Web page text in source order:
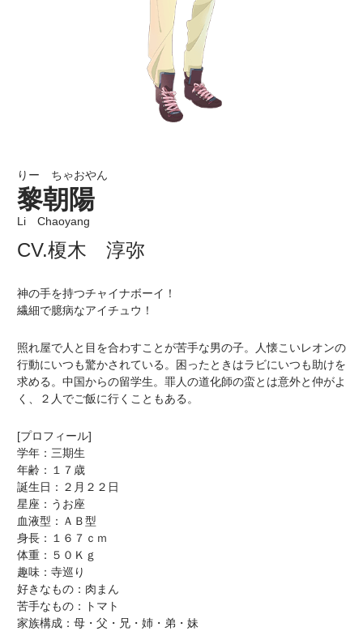
りー ちゃおやん
黎朝陽
Li Chaoyang
CV.榎木 淳弥
神の手を持つチャイナボーイ！
繊細で臆病なアイチュウ！
照れ屋で人と目を合わすことが苦手な男の子。人懐こいレオンの
行動にいつも驚かされている。困ったときはラビにいつも助けを
求める。中国からの留学生。罪人の道化師の蛮とは意外と仲がよ
く、２人でご飯に行くこともある。
[プロフィール]
学年：三期生
年齢：１７歳
誕生日：２月２２日
星座：うお座
血液型：ＡＢ型
身長：１６７ｃｍ
体重：５０Ｋｇ
趣味：寺巡り
好きなもの：肉まん
苦手なもの：トマト
家族構成：母・父・兄・姉・弟・妹